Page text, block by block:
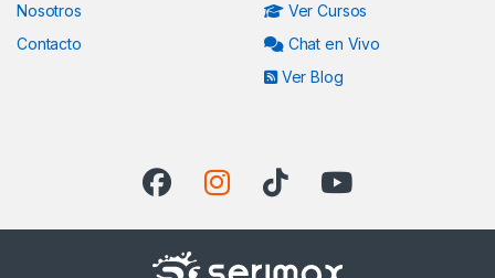
Nosotros
Contacto
Ver Cursos
Chat en Vivo
Ver Blog